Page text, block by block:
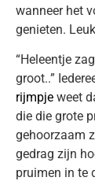
wanneer het
genieten.
“Heleentje
groot..”
rijmpje weet
die die grote
gehoorzaam
gedrag zijn
pruimen in te